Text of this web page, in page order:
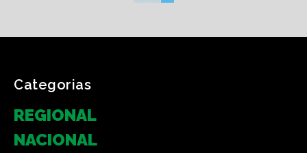
Categorias
REGIONAL
NACIONAL